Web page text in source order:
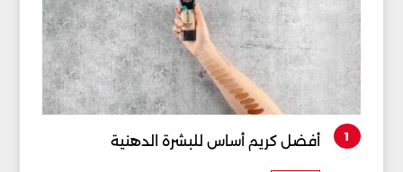
1 أفضل كريم أساس للبشرة الدهنية